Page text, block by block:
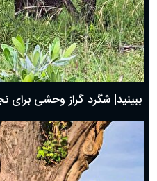
ببینید| شگرد گراز وحشی برای